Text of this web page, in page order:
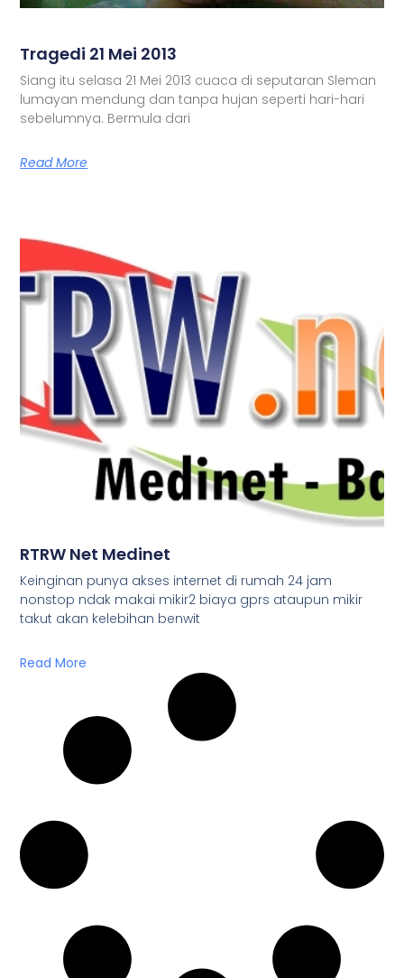
Tragedi 21 Mei 2013
Siang itu selasa 21 Mei 2013 cuaca di seputaran Sleman
lumayan mendung dan tanpa hujan seperti hari-hari
sebelumnya. Bermula dari
Read More
RTRW Net Medinet
Keinginan punya akses internet di rumah 24 jam
nonstop ndak makai mikir2 biaya gprs ataupun mikir
takut akan kelebihan benwit
Read More